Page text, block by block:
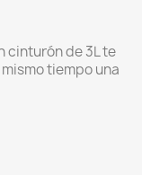
cinturón de 3L te
tiempo una